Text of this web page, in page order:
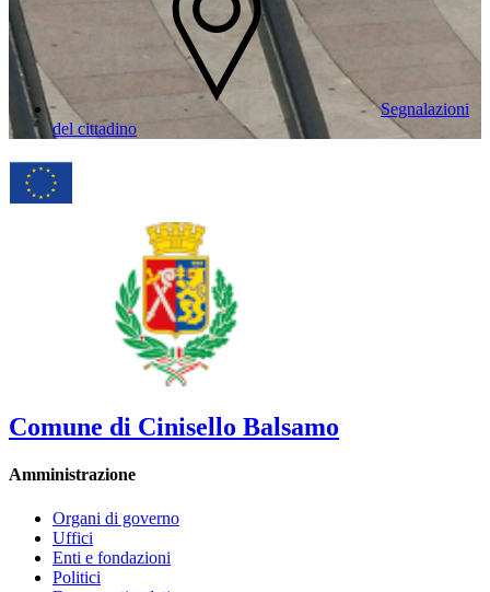
Segnalazioni
del cittadino
Comune di Cinisello Balsamo
Amministrazione
Organi di governo
Uffici
Enti e fondazioni
Politici